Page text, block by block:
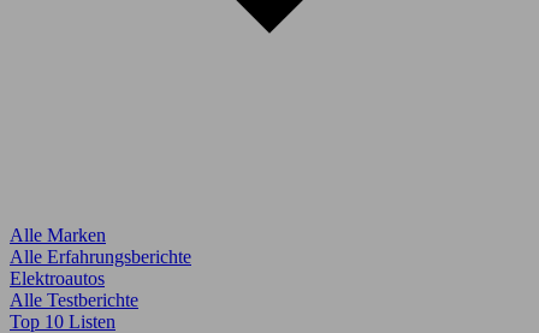
Alle Marken
Alle Erfahrungsberichte
Elektroautos
Alle Testberichte
Top 10 Listen